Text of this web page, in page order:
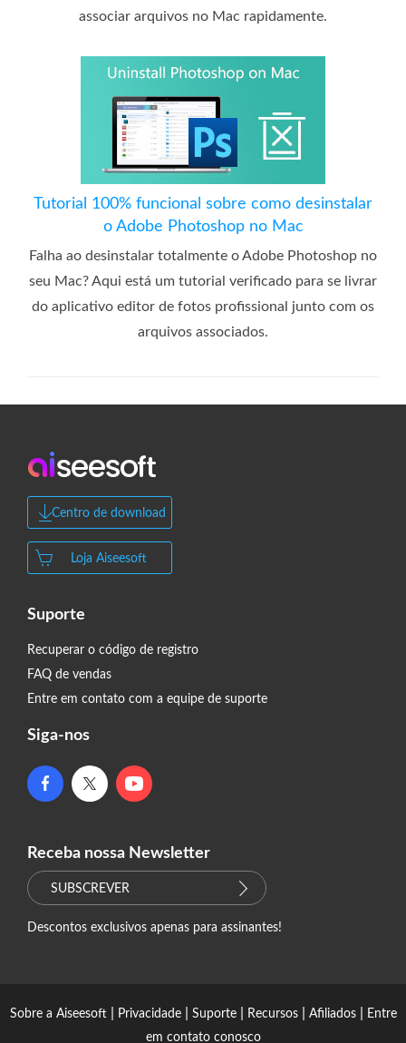
associar arquivos no Mac rapidamente.
Tutorial 100% funcional sobre como desinstalar
o Adobe Photoshop no Mac
Falha ao desinstalar totalmente o Adobe Photoshop no
seu Mac? Aqui está um tutorial verificado para se livrar
do aplicativo editor de fotos profissional junto com os
arquivos associados.
Centro de download
Loja Aiseesoft
Suporte
Recuperar o código de registro
FAQ de vendas
Entre em contato com a equipe de suporte
Siga-nos
Receba nossa Newsletter
SUBSCREVER
Descontos exclusivos apenas para assinantes!
Sobre a Aiseesoft| Privacidade| Suporte| Recursos| Afiliados|
Entre
em contato conosco